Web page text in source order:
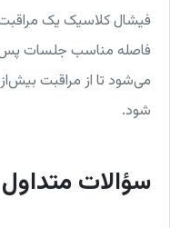
فیشال کلاسیک یک
فاصله مناسب جلسات
می‌شود تا از مراقبت
شود.
سؤالات